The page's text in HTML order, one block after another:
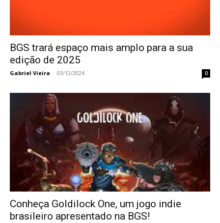
BGS trará espaço mais amplo para a sua
edição de 2025
Gabriel Vieira - 03/12/2024 0
Conheça Goldilock One, um jogo indie
brasileiro apresentado na BGS!